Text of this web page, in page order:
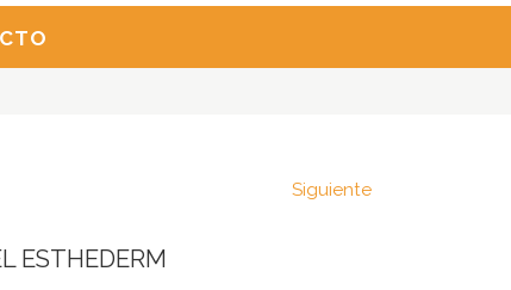
Siguiente
ESTHEDERM